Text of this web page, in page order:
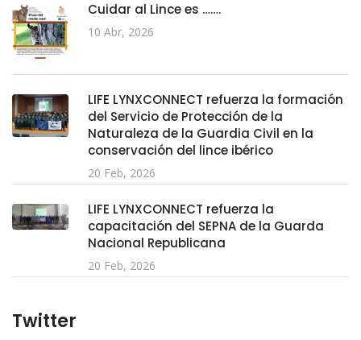
Cuidar al Lince es …….
10 Abr, 2026
LIFE LYNXCONNECT refuerza la formación
del Servicio de Protección de la
Naturaleza de la Guardia Civil en la
conservación del lince ibérico
20 Feb, 2026
LIFE LYNXCONNECT refuerza la
capacitación del SEPNA de la Guarda
Nacional Republicana
20 Feb, 2026
Twitter